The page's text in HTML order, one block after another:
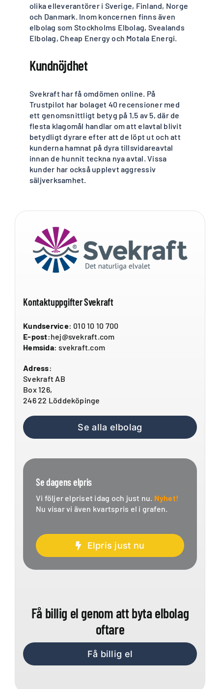
olika elleverantörer i Sverige, Finland, Norge
och Danmark. Inom koncernen finns även
elbolag som Stockholms Elbolag, Svealands
Elbolag, Cheap Energy och Motala Energi.
Kundnöjdhet
Svekraft har få omdömen online. På
Trustpilot har bolaget 40 recensioner med
ett genomsnittligt betyg på 1,5 av 5, där de
flesta klagomål handlar om att elavtal blivit
betydligt dyrare efter att de löpt ut och att
kunderna hamnat på dyra tillsvidareavtal
innan de hunnit teckna nya avtal. Vissa
kunder har också upplevt aggressiv
säljverksamhet.
Kontaktuppgifter Svekraft
Kundservice: 010 10 10 700
E-post:hej@svekraft.com
Hemsida: svekraft.com
Adress:
Svekraft AB
Box 126,
246 22 Löddeköpinge
Se alla elbolag
Se dagens elpris
Vi följer elpriset idag och just nu. Nyhet!
Nu visar vi även kvartspris el i grafen.
Elpris just nu
Få billig el genom att byta elbolag
oftare
Få billig el